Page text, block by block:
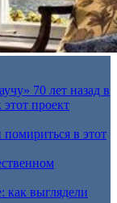
70 лет назад в
проект
в этот
как выглядели